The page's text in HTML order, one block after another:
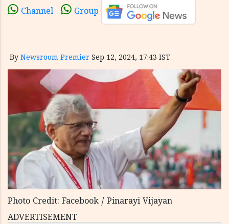
Channel Group
By Newsroom Premier Sep 12, 2024, 17:43 IST
Photo Credit: Facebook / Pinarayi Vijayan
ADVERTISEMENT